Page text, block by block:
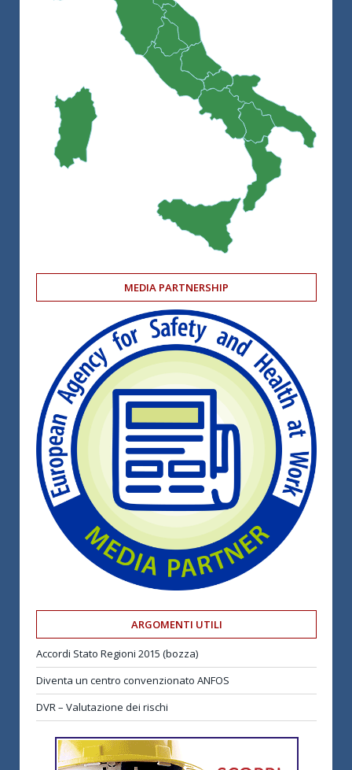
MEDIA PARTNERSHIP
ARGOMENTI UTILI
Accordi Stato Regioni 2015 (bozza)
Diventa un centro convenzionato ANFOS
DVR – Valutazione dei rischi